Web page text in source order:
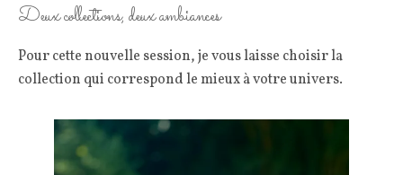
Deux collections, deux ambiances
Pour cette nouvelle session, je vous laisse choisir la
collection qui correspond le mieux à votre univers.